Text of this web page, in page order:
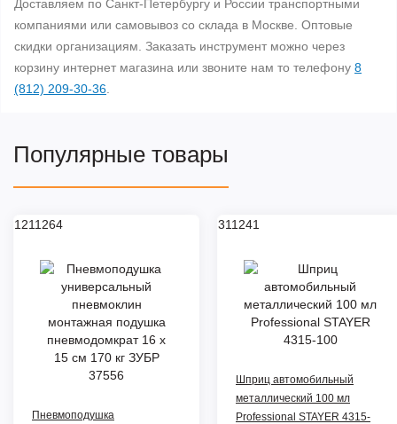
Доставляем по Санкт-Петербургу и России транспортными
компаниями или самовывоз со склада в Москве. Оптовые
скидки организациям. Заказать инструмент можно через
корзину интернет магазина или звоните нам то телефону 8
(812) 209-30-36.
Популярные товары
1211264
Пневмоподушка
311241
Шприц автомобильный
металлический 100 мл
Professional STAYER 4315-